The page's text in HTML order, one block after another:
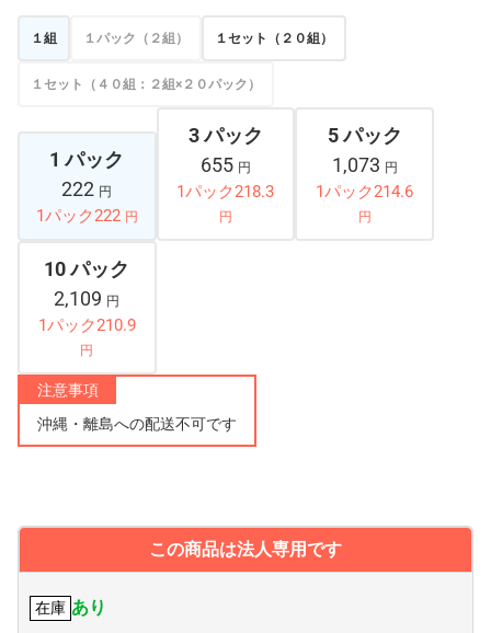
１組 １パック（２組） １セット（２０組）
１セット（４０組：２組×２０パック）
1 パック
222 円
1パック222 円
3 パック
655 円
1パック218.3
円
5 パック
1,073 円
1パック214.6
円
10 パック
2,109 円
1パック210.9
円
注意事項
沖縄・離島への配送不可です
この商品は法人専用です
在庫 あり